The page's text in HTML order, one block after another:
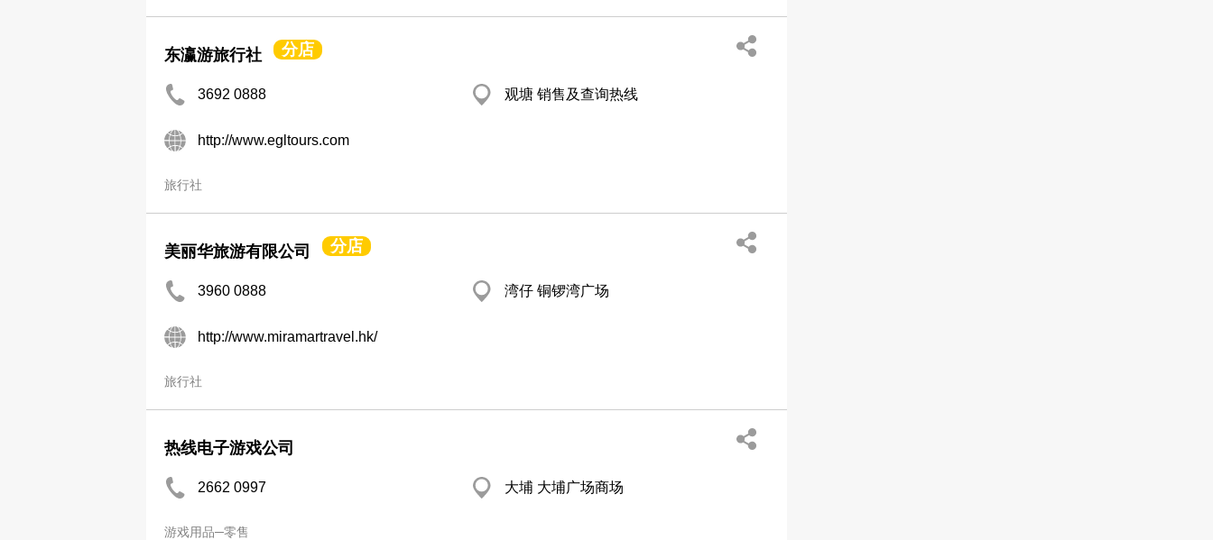
东瀛游旅行社 分店
3692 0888 观塘 销售及查询热线
http://www.egltours.com
旅行社
美丽华旅游有限公司 分店
3960 0888 湾仔 铜锣湾广场
http://www.miramartravel.hk/
旅行社
热线电子游戏公司
2662 0997 大埔 大埔广场商场
游戏用品─零售